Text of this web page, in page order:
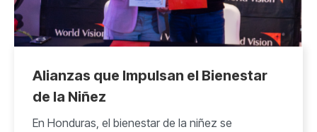
Alianzas que Impulsan el Bienestar
de la Niñez
En Honduras, el bienestar de la niñez se